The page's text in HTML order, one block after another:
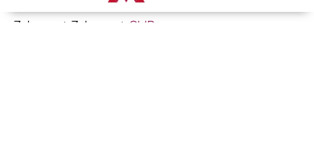
Zuhause Zuhause CLIP